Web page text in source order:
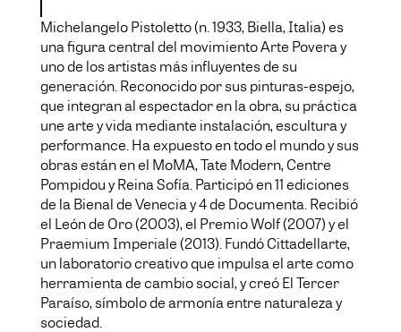
Michelangelo Pistoletto (n. 1933, Biella, Italia) es
una figura central del movimiento Arte Povera y
uno de los artistas más influyentes de su
generación. Reconocido por sus pinturas-espejo,
que integran al espectador en la obra, su práctica
une arte y vida mediante instalación, escultura y
performance. Ha expuesto en todo el mundo y sus
obras están en el MoMA, Tate Modern, Centre
Pompidou y Reina Sofía. Participó en 11 ediciones
de la Bienal de Venecia y 4 de Documenta. Recibió
el León de Oro (2003), el Premio Wolf (2007) y el
Praemium Imperiale (2013). Fundó Cittadellarte,
un laboratorio creativo que impulsa el arte como
herramienta de cambio social, y creó El Tercer
Paraíso, símbolo de armonía entre naturaleza y
sociedad.